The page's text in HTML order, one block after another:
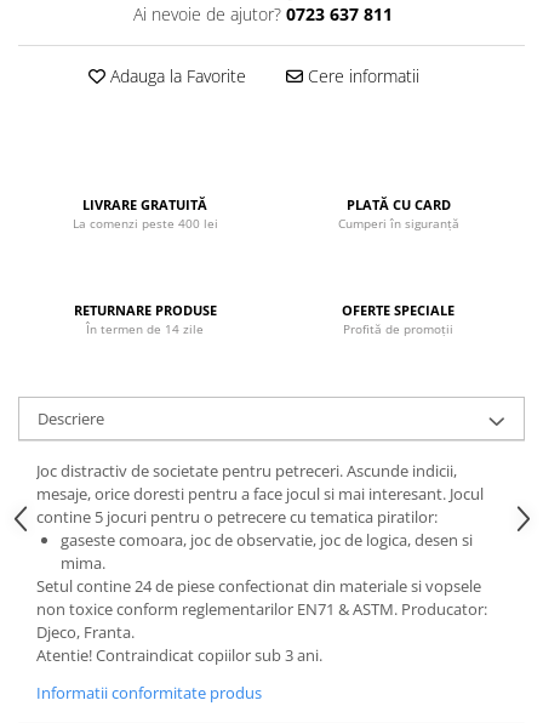
Marionette
MillaMinis
Paint Art
Pilsan
Play Doh
PolarB by Viga
Progarden
Prosperplast
Purple Cow
Raduka
Ravensburger
Ai nevoie de ajutor? 0723 637 811
Adauga la Favorite Cere informatii
LIVRARE GRATUITĂ
La comenzi peste 400 lei
PLATĂ CU CARD
Cumperi în siguranță
RETURNARE PRODUSE
În termen de 14 zile
OFERTE SPECIALE
Profită de promoții
Descriere
Joc distractiv de societate pentru petreceri. Ascunde indicii,
mesaje, orice doresti pentru a face jocul si mai interesant. Jocul
contine 5 jocuri pentru o petrecere cu tematica piratilor:
gaseste comoara, joc de observatie, joc de logica, desen si
mima.
Setul contine 24 de piese confectionat din materiale si vopsele
non toxice conform reglementarilor EN71 & ASTM. Producator:
Djeco, Franta.
Atentie! Contraindicat copiilor sub 3 ani.
Informatii conformitate produs